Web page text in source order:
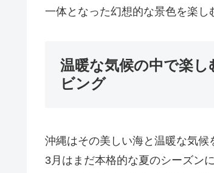
一体となった幻想的な景色を楽し
温暖な気候の中で楽
ビング
沖縄はその美しい海と温暖な気候
3月はまだ本格的な夏のシーズン